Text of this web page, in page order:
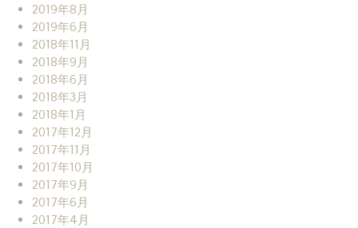
2019年8月
2019年6月
2018年11月
2018年9月
2018年6月
2018年3月
2018年1月
2017年12月
2017年11月
2017年10月
2017年9月
2017年6月
2017年4月